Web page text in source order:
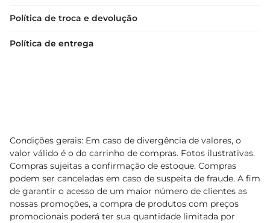
Política de troca e devolução
Política de entrega
Condições gerais: Em caso de divergência de valores, o
valor válido é o do carrinho de compras. Fotos ilustrativas.
Compras sujeitas a confirmação de estoque. Compras
podem ser canceladas em caso de suspeita de fraude. A fim
de garantir o acesso de um maior número de clientes as
nossas promoções, a compra de produtos com preços
promocionais poderá ter sua quantidade limitada por